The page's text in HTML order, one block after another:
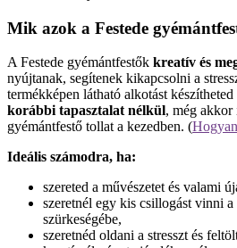
Mik azok a Festede
A Festede gyémántfestők kreatív és
nyújtanak, segítenek kikapcsolni a
termékképen látható alkotást készítheted
korábbi tapasztalat nélkül, még akkor
gyémántfestő tollat a kezedben. (
Ideális számodra, ha:
szereted a művészetet és valami
szeretnél egy kis csillogást vinni
szürkeségébe,
szeretnéd oldani a stresszt és